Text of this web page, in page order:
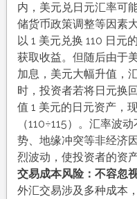
内，美元兑日元汇率可
储货币政策调整等因素
以 1 美元兑换 110 日元
获取收益。但随后由于
加息，美元大幅升值，
时，投资者若将日元换
值 1 美元的日元资产，
（110÷115）。汇率波
势、地缘冲突等非经济
烈波动，使投资者的资
交易成本风险：不容忽
外汇交易涉及多种成本